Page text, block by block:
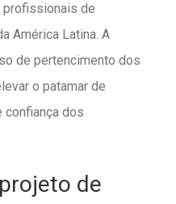
profissionais de
América Latina. A
de pertencimento dos
o patamar de
confiança dos
de